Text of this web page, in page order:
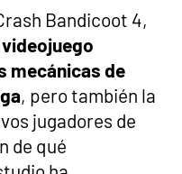
Bandicoot 4,
mecánicas de
, pero también la
jugadores de
de qué